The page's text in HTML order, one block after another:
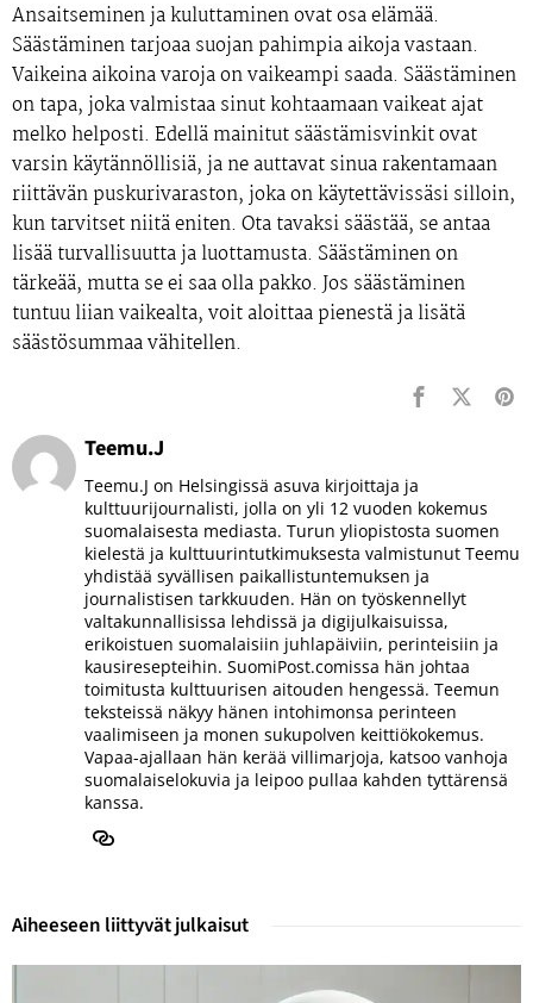
Ansaitseminen ja kuluttaminen ovat osa elämää.
Säästäminen tarjoaa suojan pahimpia aikoja vastaan.
Vaikeina aikoina varoja on vaikeampi saada. Säästäminen
on tapa, joka valmistaa sinut kohtaamaan vaikeat ajat
melko helposti. Edellä mainitut säästämisvinkit ovat
varsin käytännöllisiä, ja ne auttavat sinua rakentamaan
riittävän puskurivaraston, joka on käytettävissäsi silloin,
kun tarvitset niitä eniten. Ota tavaksi säästää, se antaa
lisää turvallisuutta ja luottamusta. Säästäminen on
tärkeää, mutta se ei saa olla pakko. Jos säästäminen
tuntuu liian vaikealta, voit aloittaa pienestä ja lisätä
säästösummaa vähitellen.
Teemu.J
Teemu.J on Helsingissä asuva kirjoittaja ja
kulttuurijournalisti, jolla on yli 12 vuoden kokemus
suomalaisesta mediasta. Turun yliopistosta suomen
kielestä ja kulttuurintutkimuksesta valmistunut Teemu
yhdistää syvällisen paikallistuntemuksen ja
journalistisen tarkkuuden. Hän on työskennellyt
valtakunnallisissa lehdissä ja digijulkaisuissa,
erikoistuen suomalaisiin juhlapäiviin, perinteisiin ja
kausiresepteihin. SuomiPost.comissa hän johtaa
toimitusta kulttuurisen aitouden hengessä. Teemun
teksteissä näkyy hänen intohimonsa perinteen
vaalimiseen ja monen sukupolven keittiökokemus.
Vapaa-ajallaan hän kerää villimarjoja, katsoo vanhoja
suomalaiselokuvia ja leipoo pullaa kahden tyttärensä
kanssa.
Aiheeseen liittyvät julkaisut